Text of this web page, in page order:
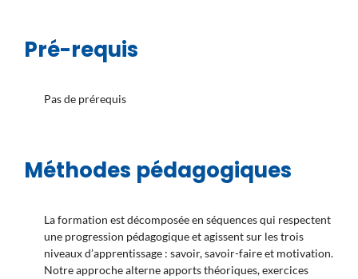
Pré-requis
Pas de prérequis
Méthodes pédagogiques
La formation est décomposée en séquences qui respectent
une progression pédagogique et agissent sur les trois
niveaux d’apprentissage : savoir, savoir-faire et motivation.
Notre approche alterne apports théoriques, exercices